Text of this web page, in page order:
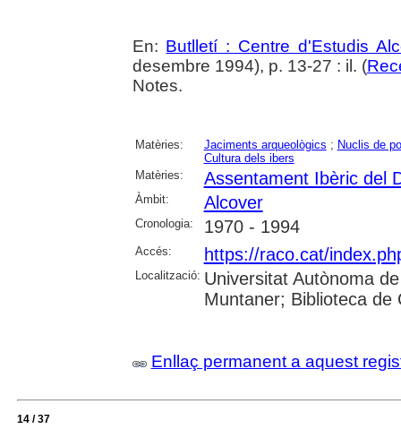
En: Butlletí : Centre d'Estudis
desembre 1994), p. 13-27 : il. (
Notes.
Matèries: Jaciments arqueològics ; Nuclis de
Cultura dels ibers
Matèries:
Assentament Ibèric del
Àmbit: Alcover
Cronologia: 1970 - 1994
Accés: https://raco.cat/
Localització: Universitat Autònoma
Muntaner; Biblioteca de
Enllaç permanent a aquest
14 / 37